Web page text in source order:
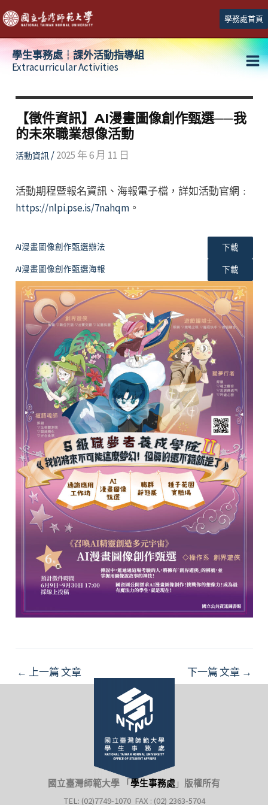
跳
至
主
學務處首頁
學生事務處┆課外活動指導組
Extracurricular Activities
【徵件資訊】AI漫畫圖像創作甄選──我
的未來職業想像活動
活動資訊/2025 年 6 月 11 日
活動期程暨報名資訊、海報電子檔，詳如活動官網﹕
https://nlpi.pse.is/7nahqm。
AI漫畫圖像創作甄選辦法 下載
AI漫畫圖像創作甄選海報 下載
Post
navigation
← 上一篇 文章 下一篇 文章 →
國立臺灣師範大學 「 學生事務處 」 版權所有
TEL: (02)7749-1070 FAX : (02) 2363-5704